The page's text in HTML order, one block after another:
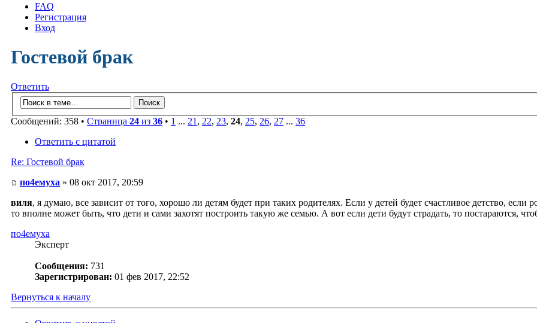
FAQ
Регистрация
Вход
Гостевой брак
Ответить
Сообщений: 358 • Страница 24 из 36 • 1 ... 21 , 22, 23, 24, 25, 26, 27 ... 36
Ответить с цитатой
Re: Гостевой брак
по4емуха » 08 окт 2017, 20:59
виля, я думаю, все зависит от того, хорошо ли детям будет при таких родителях. Если у детей будет счастливое детство, если
то вполне может быть, что дети и сами захотят построить такую же семью. А вот если дети будут страдать, то постараются,
по4емуха
Эксперт
Сообщения: 731
Зарегистрирован: 01 фев 2017, 22:52
Вернуться к началу